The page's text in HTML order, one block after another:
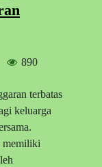
890
terbatas
keluarga
memiliki